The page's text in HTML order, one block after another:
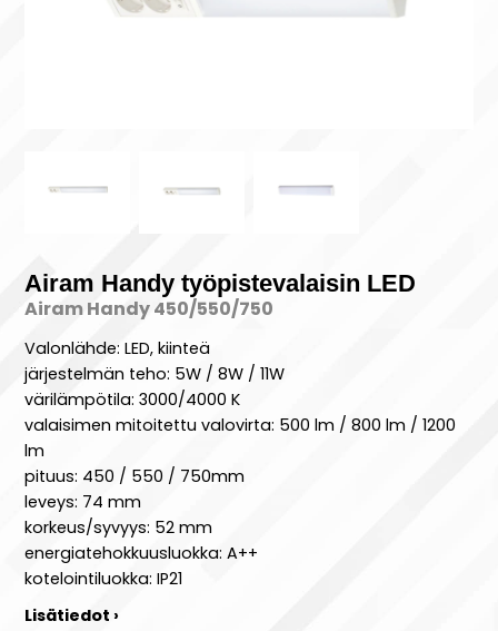
Airam Handy työpistevalaisin LED
Airam Handy 450/550/750
Valonlähde: LED, kiinteä
järjestelmän teho: 5W / 8W / 11W
värilämpötila: 3000/4000 K
valaisimen mitoitettu valovirta: 500 lm / 800 lm / 1200
lm
pituus: 450 / 550 / 750mm
leveys: 74 mm
korkeus/syvyys: 52 mm
energiatehokkuusluokka: A++
kotelointiluokka: IP21
Lisätiedot ›